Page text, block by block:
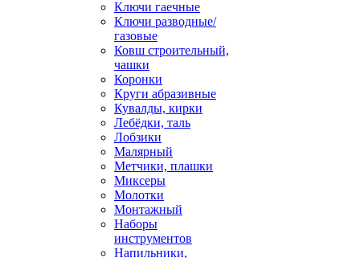
Ключи гаечные
Ключи разводные/
газовые
Ковш строительный,
чашки
Коронки
Круги абразивные
Кувалды, кирки
Лебёдки, таль
Лобзики
Малярный
Метчики, плашки
Миксеры
Молотки
Монтажный
Наборы
инструментов
Напильники,